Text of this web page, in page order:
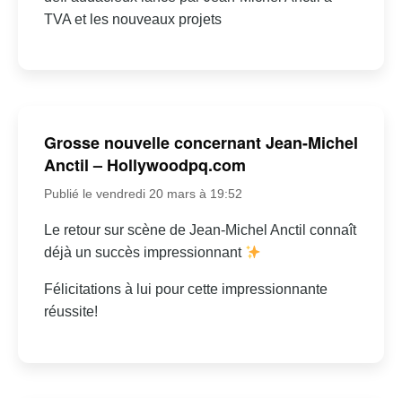
TVA et les nouveaux projets
Grosse nouvelle concernant Jean-Michel
Anctil – Hollywoodpq.com
Publié le vendredi 20 mars à 19:52
Le retour sur scène de Jean-Michel Anctil connaît
déjà un succès impressionnant
Félicitations à lui pour cette impressionnante
réussite!